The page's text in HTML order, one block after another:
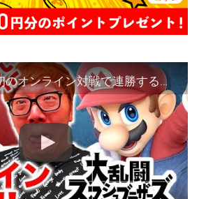
【スマブラSP】初のオンライン対戦で連勝するまで終われませんしたら地獄だったwww【ヒカキンゲームズ】